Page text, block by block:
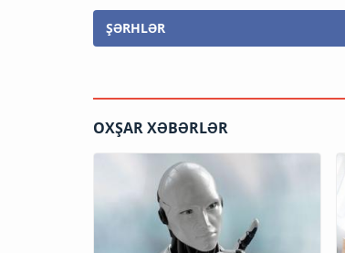
ŞƏRHLƏR
OXŞAR XƏBƏRLƏR